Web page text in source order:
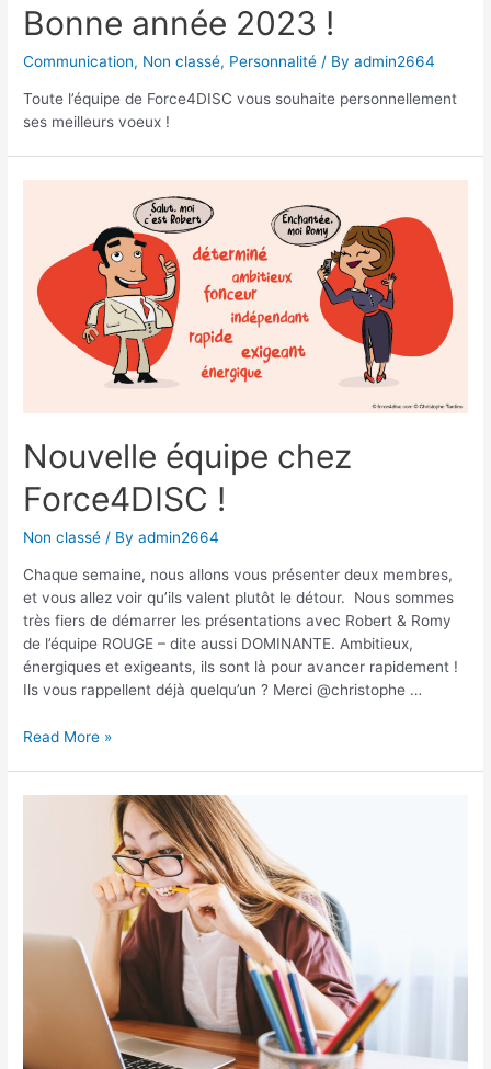
Bonne année 2023 !
Communication, Non classé, Personnalité / Byadmin2664
Toute l’équipe de Force4DISC vous souhaite personnellement
ses meilleurs voeux !
Nouvelle équipe chez
Force4DISC !
Non classé / Byadmin2664
Chaque semaine, nous allons vous présenter deux membres,
et vous allez voir qu’ils valent plutôt le détour. Nous sommes
très fiers de démarrer les présentations avec Robert & Romy
de l’équipe ROUGE – dite aussi DOMINANTE. Ambitieux,
énergiques et exigeants, ils sont là pour avancer rapidement !
Ils vous rappellent déjà quelqu’un ? Merci @christophe …
Nouvelle
Read More »